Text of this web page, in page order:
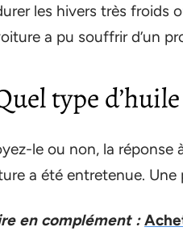
les hivers très froids
a pu souffrir d’un
type
le ou non, la
a été entretenue. Une
en complément :